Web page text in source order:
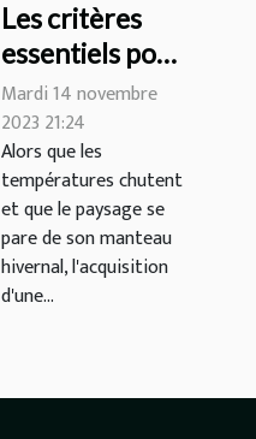
Les critères
essentiels pour
choisir une
veste d'hiver
alliant confort
et résistance
au froid
Mardi 14 novembre
2023 21:24
Alors que les
températures chutent
et que le paysage se
pare de son manteau
hivernal, l'acquisition
d'une...